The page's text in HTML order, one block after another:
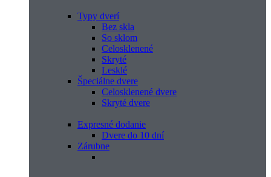
Typy dverí
Bez skla
So sklom
Celosklenené
Skryté
Lesklé
Špeciálne dvere
Celosklenené dvere
Skryté dvere
Expresné dodanie
Dvere do 10 dní
Zárubne